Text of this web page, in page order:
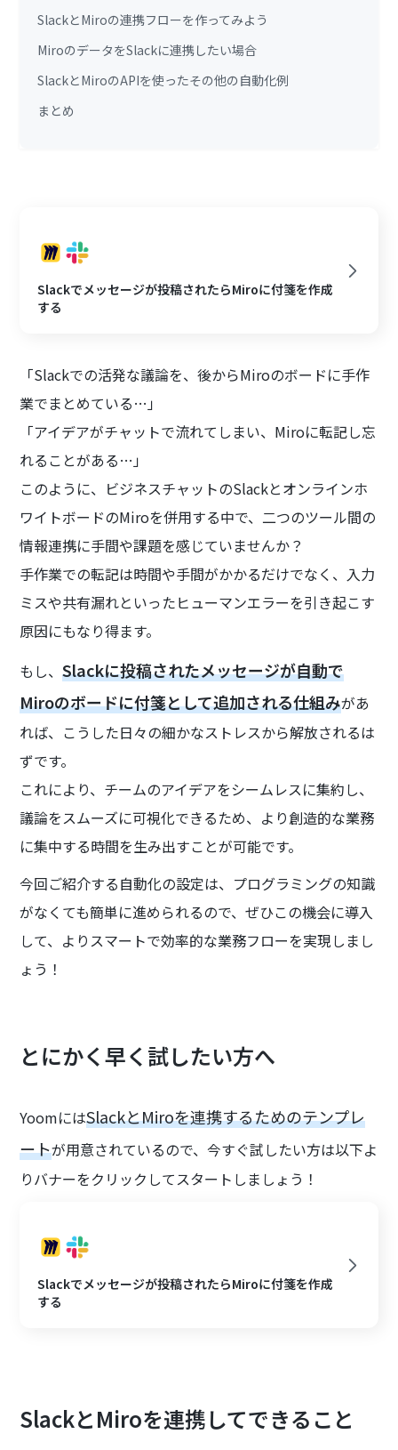
SlackとMiroの連携フローを作ってみよう
MiroのデータをSlackに連携したい場合
SlackとMiroのAPIを使ったその他の自動化例
まとめ
Slackでメッセージが投稿されたらMiroに付箋を作成
する
「Slackでの活発な議論を、後からMiroのボードに手作
業でまとめている…」
「アイデアがチャットで流れてしまい、Miroに転記し忘
れることがある…」
このように、ビジネスチャットのSlackとオンラインホ
ワイトボードのMiroを併用する中で、二つのツール間の
情報連携に手間や課題を感じていませんか？
手作業での転記は時間や手間がかかるだけでなく、入力
ミスや共有漏れといったヒューマンエラーを引き起こす
原因にもなり得ます。
もし、Slackに投稿されたメッセージが自動で
Miroのボードに付箋として追加される仕組みがあ
れば、こうした日々の細かなストレスから解放されるは
ずです。
これにより、チームのアイデアをシームレスに集約し、
議論をスムーズに可視化できるため、より創造的な業務
に集中する時間を生み出すことが可能です。
今回ご紹介する自動化の設定は、プログラミングの知識
がなくても簡単に進められるので、ぜひこの機会に導入
して、よりスマートで効率的な業務フローを実現しまし
ょう！
とにかく早く試したい方へ
YoomにはSlackとMiroを連携するためのテンプレ
ートが用意されているので、今すぐ試したい方は以下よ
りバナーをクリックしてスタートしましょう！
Slackでメッセージが投稿されたらMiroに付箋を作成
する
SlackとMiroを連携してできること